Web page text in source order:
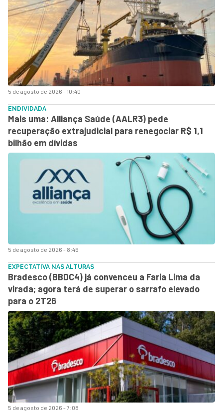
5 de agosto de 2026 - 10:40
5 de agosto de 2026 - 8:46
ENDIVIDADA
Mais uma: Alliança Saúde (AALR3) pede
recuperação extrajudicial para renegociar R$ 1,1
bilhão em dívidas
5 de agosto de 2026 - 7:08
EXPECTATIVA NAS ALTURAS
Bradesco (BBDC4) já convenceu a Faria Lima da
virada; agora terá de superar o sarrafo elevado
para o 2T26